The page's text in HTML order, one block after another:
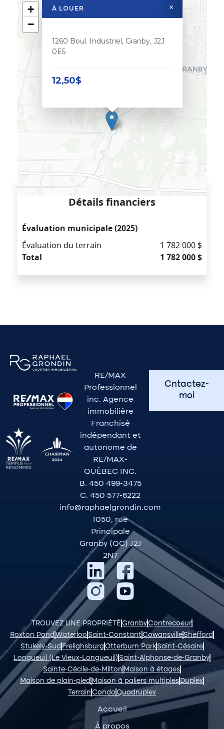
À LOUER
1260 Boul. Industriel, Granby, J2J
0E5
12,50$
×
+
−
Détails financiers
Évaluation municipale (2025)
Évaluation du terrain
1 782 000 $
Total
1 782 000 $
RE/MAX
Professionnel
inc. Agence
immobilière
Franchisé
indépendant et
autonome de
RE/MAX-
QUÉBEC INC.
B. 450 499-3475
C. 450 577-6222
info@raphaelgrondin.com
1050, rue
Principale
Granby (QC) J2J
2N7
Cntactez-
moi
TROUVEZ UNE PROPRIÉTÉ GranbyContrecoeur
Roxton PondWaterloo Saint-ConstantCowansvilleShefford
Stukely-Sud Frelighsburg Otterburn ParkSaint-Césaire
Longueuil (Le Vieux-Longueuil) Saint-Alphonse-de-Granby
Sainte-Cécile-de-Milton Maison à étages
Maison de plain-pied Maison à paliers multiplesDuplex
Terrain Condo Quadruplex
Accueil
À propos